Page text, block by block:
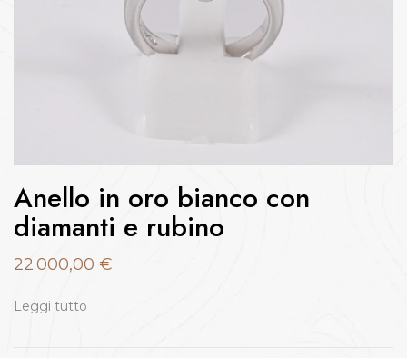
Anello in oro bianco con
diamanti e rubino
22.000,00 €
Leggi tutto